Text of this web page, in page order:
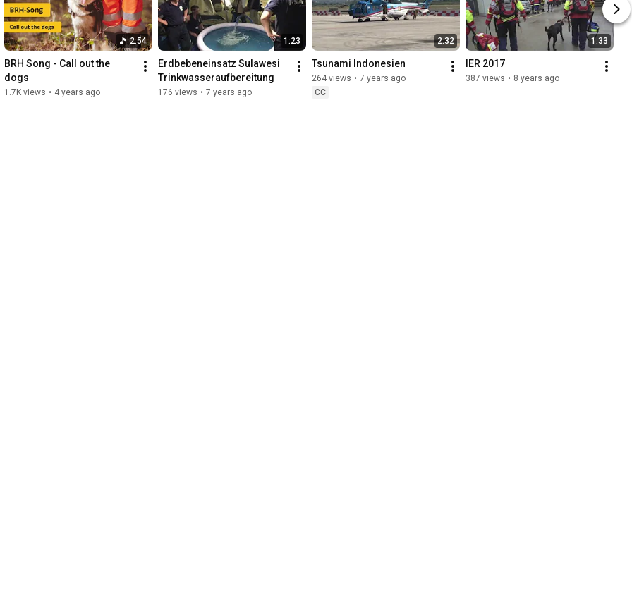
2:54
BRH Song - Call out the
dogs
1.7K views • 4 years ago
1:23
Erdbebeneinsatz Sulawesi
Trinkwasseraufbereitung
176 views • 7 years ago
2:32
Tsunami Indonesien
264 views • 7 years ago
CC
1:33
IER 2017
387 views • 8 years ago